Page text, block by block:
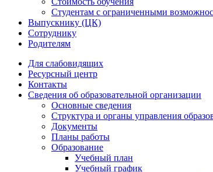
Студентам с ограниченными
Выпускнику (ЦК)
Сотруднику
Родителям
Для слабовидящих
Ресурсный центр
Контакты
Сведения об образовательной организации
Основные сведения
Структура и органы управления
Документы
Планы работы
Образование
Учебный план
Учебный график